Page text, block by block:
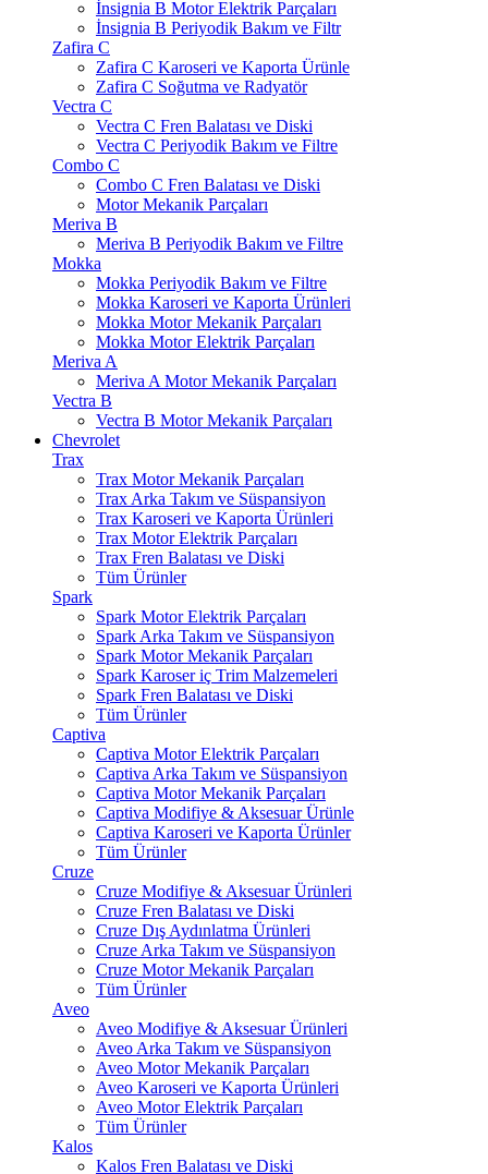
İnsignia B Motor Elektrik Parçaları
İnsignia B Periyodik Bakım ve Filtr
Zafira C
Zafira C Karoseri ve Kaporta Ürünle
Zafira C Soğutma ve Radyatör
Vectra C
Vectra C Fren Balatası ve Diski
Vectra C Periyodik Bakım ve Filtre
Combo C
Combo C Fren Balatası ve Diski
Motor Mekanik Parçaları
Meriva B
Meriva B Periyodik Bakım ve Filtre
Mokka
Mokka Periyodik Bakım ve Filtre
Mokka Karoseri ve Kaporta Ürünleri
Mokka Motor Mekanik Parçaları
Mokka Motor Elektrik Parçaları
Meriva A
Meriva A Motor Mekanik Parçaları
Vectra B
Vectra B Motor Mekanik Parçaları
Chevrolet
Trax
Trax Motor Mekanik Parçaları
Trax Arka Takım ve Süspansiyon
Trax Karoseri ve Kaporta Ürünleri
Trax Motor Elektrik Parçaları
Trax Fren Balatası ve Diski
Tüm Ürünler
Spark
Spark Motor Elektrik Parçaları
Spark Arka Takım ve Süspansiyon
Spark Motor Mekanik Parçaları
Spark Karoser iç Trim Malzemeleri
Spark Fren Balatası ve Diski
Tüm Ürünler
Captiva
Captiva Motor Elektrik Parçaları
Captiva Arka Takım ve Süspansiyon
Captiva Motor Mekanik Parçaları
Captiva Modifiye & Aksesuar Ürünle
Captiva Karoseri ve Kaporta Ürünler
Tüm Ürünler
Cruze
Cruze Modifiye & Aksesuar Ürünleri
Cruze Fren Balatası ve Diski
Cruze Dış Aydınlatma Ürünleri
Cruze Arka Takım ve Süspansiyon
Cruze Motor Mekanik Parçaları
Tüm Ürünler
Aveo
Aveo Modifiye & Aksesuar Ürünleri
Aveo Arka Takım ve Süspansiyon
Aveo Motor Mekanik Parçaları
Aveo Karoseri ve Kaporta Ürünleri
Aveo Motor Elektrik Parçaları
Tüm Ürünler
Kalos
Kalos Fren Balatası ve Diski